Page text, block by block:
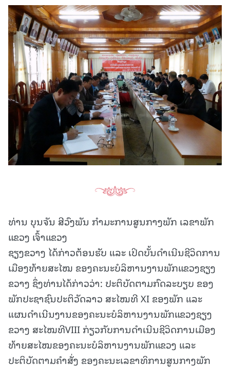
ທ່ານ ບຸນຈັນ ສີວົງພັນ ກຳມະການສູນກາງພັກ ເລຂາພັກ
ແຂວງ ເຈົ້າແຂວງ
ຊຽງຂວາງ ໄດ້ກ່າວຕ້ອນຮັບ ແລະ ເປິດບັ້ນດຳເນີນຊີວິດການ
ເມືອງທ້າຍສະໄໝ ຂອງຄະນະບໍລິຫານງານພັກແຂວງຊຽງ
ຂວາງ ຊຶ່ງທ່ານໄດ້ກ່າວວ່າ: ປະຕິບັດຕາມກົດລະບຽບ ຂອງ
ພັກປະຊາຊົນປະຕິວັດລາວ ສະໄໝທີ XI ຂອງພັກ ແລະ
ແຜນດຳເນີນງານຂອງຄະນະບໍລິຫານງານພັກແຂວງຊຽງ
ຂວາງ ສະໄໝທີVIII ກ່ຽວກັບການດຳເນີນຊີວິດການເມືອງ
ທ້າຍສະໄໝຂອງຄະນະບໍລິຫານງານພັກແຂວງ ແລະ
ປະຕິບັດຕາມຄໍາສັ່ງ ຂອງຄະນະເລຂາທິການສູນກາງພັກ